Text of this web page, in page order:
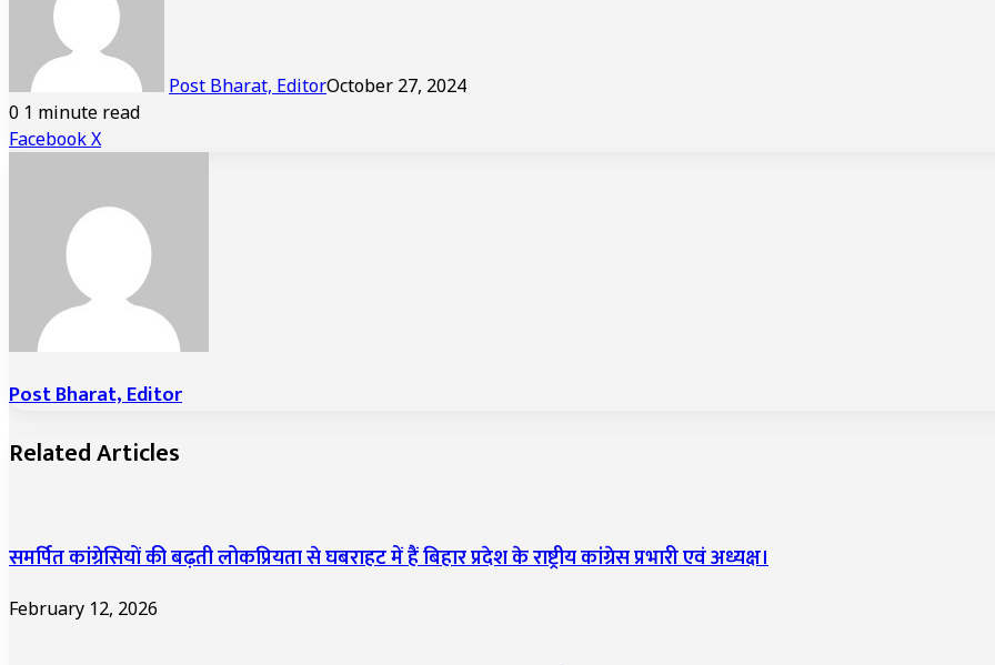
Post Bharat, EditorOctober 27, 2024
0 1 minute read
FacebookXLinkedIn
Tumblr
Pinterest
Reddit
VKontakte
Share
Print
Post Bharat, Editor
Related Articles
समर्पित कांग्रेसियों की बढ़ती लोकप्रियता से घबराहट में हैं बिहार प्रदेश के राष्ट्रीय कांग्रेस प्रभारी एवं अध्यक्ष।
February 12, 2026